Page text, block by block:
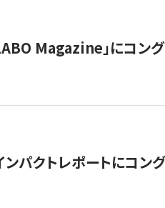
Magazine」にコン
パクトレポートにコン